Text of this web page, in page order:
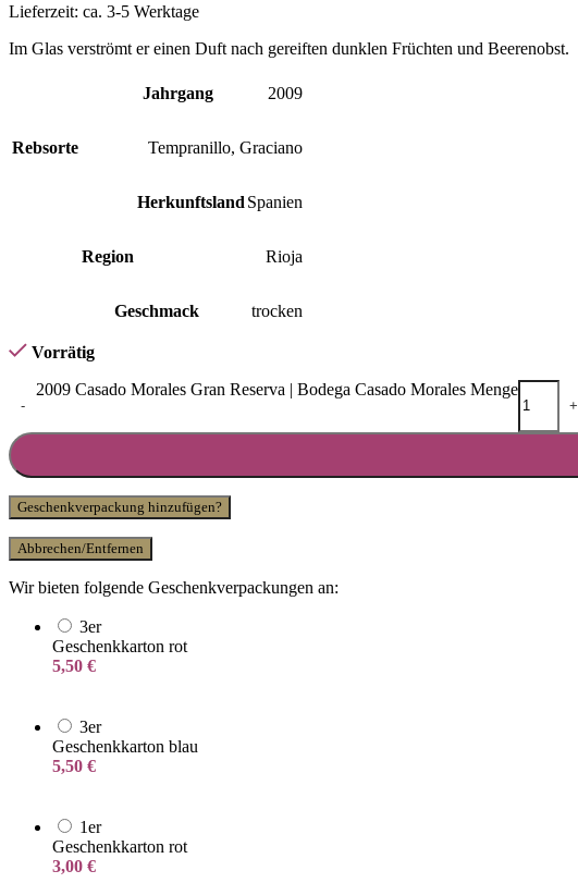
Lieferzeit: ca. 3-5 Werktage
Im Glas verströmt er einen Duft nach gereiften dunklen Früchten und Beerenobst.
Jahrgang 2009
Rebsorte Tempranillo, Graciano
Herkunftsland Spanien
Region Rioja
Geschmack trocken
Vorrätig
-
2009 Casado Morales Gran Reserva | Bodega Casado Morales Menge
+
Geschenkverpackung hinzufügen?
Abbrechen/Entfernen
Wir bieten folgende Geschenkverpackungen an:
3er
Geschenkkarton rot
5,50 €
3er
Geschenkkarton blau
5,50 €
1er
Geschenkkarton rot
3,00 €